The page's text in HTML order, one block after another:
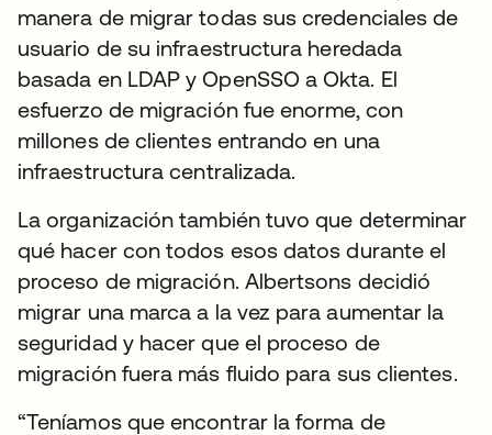
manera de migrar todas sus credenciales de
usuario de su infraestructura heredada
basada en LDAP y OpenSSO a Okta. El
esfuerzo de migración fue enorme, con
millones de clientes entrando en una
infraestructura centralizada.
La organización también tuvo que determinar
qué hacer con todos esos datos durante el
proceso de migración. Albertsons decidió
migrar una marca a la vez para aumentar la
seguridad y hacer que el proceso de
migración fuera más fluido para sus clientes.
“Teníamos que encontrar la forma de